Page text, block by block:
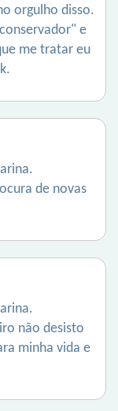
orgulho disso.
e
me tratar eu
de novas
não desisto
minha vida e